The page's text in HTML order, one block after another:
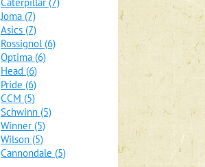
Joma (7)
Asics (7)
Rossignol (6)
Optima (6)
Head (6)
Pride (6)
CCM (5)
Schwinn (5)
Winner (5)
Wilson (5)
Cannondale (5)